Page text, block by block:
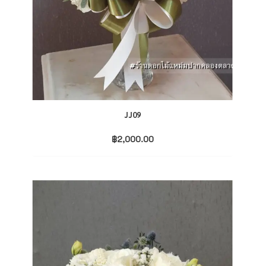
JJ09
฿2,000.00